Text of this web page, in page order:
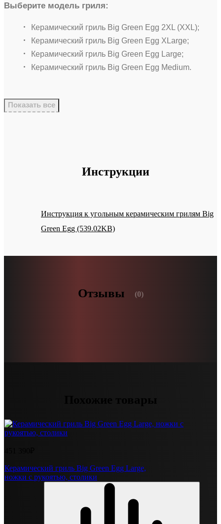
Выберите модель гриля:
Керамический гриль Big Green Egg 2XL (XXL);
Керамический гриль Big Green Egg XLarge;
Керамический гриль Big Green Egg Large;
Керамический гриль Big Green Egg Medium.
Показать все
Инструкции
Инструкция к угольным керамическим грилям Big
Green Egg (539.02KB)
Отзывы (0)
Керамический гриль Big Green Egg Large,
ножки с рукоятью, столики